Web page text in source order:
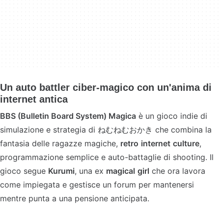
Un auto battler ciber-magico con un'anima di
internet antica
BBS (Bulletin Board System) Magica è un gioco indie di
simulazione e strategia di ねむねむおかき che combina la
fantasia delle ragazze magiche, retro internet culture,
programmazione semplice e auto-battaglie di shooting. Il
gioco segue Kurumi, una ex magical girl che ora lavora
come impiegata e gestisce un forum per mantenersi
mentre punta a una pensione anticipata.